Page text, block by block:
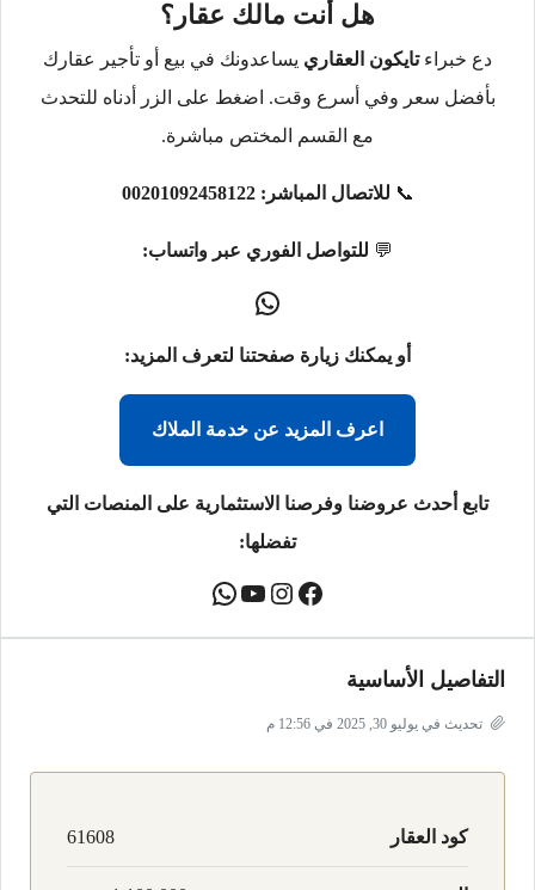
هل أنت مالك عقار؟
دع خبراءتايكون العقاري يساعدونك في بيع أو تأجير عقارك
بأفضل سعر وفي أسرع وقت. اضغط على الزر أدناه للتحدث
مع القسم المختص مباشرة.
📞 للاتصال المباشر: 00201092458122
💬 للتواصل الفوري عبر واتساب:
أو يمكنك زيارة صفحتنا لتعرف المزيد:
اعرف المزيد عن خدمة الملاك
تابع أحدث عروضنا وفرصنا الاستثمارية على المنصات التي
تفضلها:
التفاصيل الأساسية
تحديث في يوليو 30, 2025 في 12:56 م
كود العقار 61608